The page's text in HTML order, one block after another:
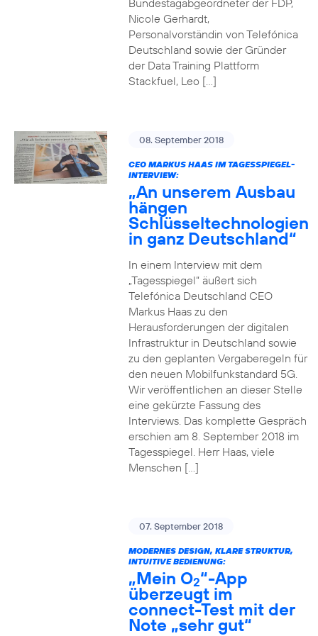
Bundestagabgeordneter der FDP,
Nicole Gerhardt,
Personalvorständin von Telefónica
Deutschland sowie der Gründer
der Data Training Plattform
Stackfuel, Leo […]
08. September 2018
CEO MARKUS HAAS IM TAGESSPIEGEL-
INTERVIEW:
„An unserem Ausbau
hängen
Schlüsseltechnologien
in ganz Deutschland“
In einem Interview mit dem
„Tagesspiegel“ äußert sich
Telefónica Deutschland CEO
Markus Haas zu den
Herausforderungen der digitalen
Infrastruktur in Deutschland sowie
zu den geplanten Vergaberegeln für
den neuen Mobilfunkstandard 5G.
Wir veröffentlichen an dieser Stelle
eine gekürzte Fassung des
Interviews. Das komplette Gespräch
erschien am 8. September 2018 im
Tagesspiegel. Herr Haas, viele
Menschen […]
07. September 2018
MODERNES DESIGN, KLARE STRUKTUR,
INTUITIVE BEDIENUNG:
„Mein O2“-App
überzeugt im
connect-Test mit der
Note „sehr gut“